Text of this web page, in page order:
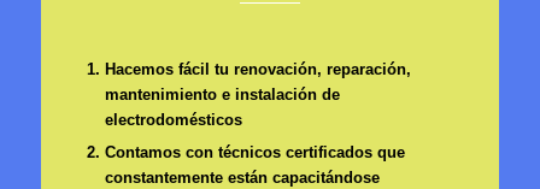
Hacemos fácil tu renovación, reparación,
mantenimiento e instalación de
electrodomésticos
Contamos con técnicos certificados que
constantemente están capacitándose